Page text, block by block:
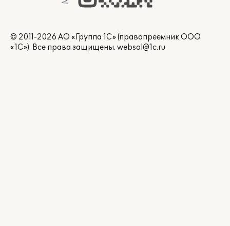
© 2011-2026 АО «Группа 1С» (правопреемник ООО
«1С»). Все права защищены. websol@1c.ru